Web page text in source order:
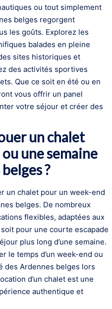
ou tout simplement
belges regorgent
les goûts. Explorez les
balades en pleine
sites historiques et
des activités sportives
Que ce soit en été ou en
vous offrir un panel
votre séjour et créer des
un chalet
une semaine
?
un chalet pour un week-end
belges. De nombreux
flexibles, adaptées aux
pour une courte escapade
plus long d’une semaine.
le temps d’un week-end ou
des Ardennes belges lors
d’un chalet est une
authentique et